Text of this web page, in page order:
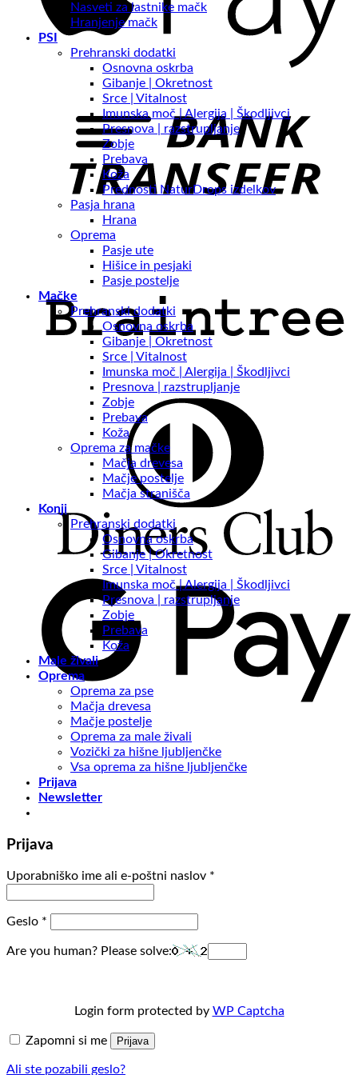
Nasveti za lastnike mačk
Hranjenje mačk
PSI
Prehranski dodatki
Osnovna oskrba
Gibanje | Okretnost
Srce | Vitalnost
Imunska moč | Alergija | Škodljivci
Presnova | razstrupljanje
Zobje
Prebava
Koža
Prednosti NaturDrops izdelkov
Pasja hrana
Hrana
Oprema
Pasje ute
Hišice in pesjaki
Pasje postelje
Mačke
Prehranski dodatki
Osnovna oskrba
Gibanje | Okretnost
Srce | Vitalnost
Imunska moč | Alergija | Škodljivci
Presnova | razstrupljanje
Zobje
Prebava
Koža
Oprema za mačke
Mačja drevesa
Mačje postelje
Mačja stranišča
Konji
Prehranski dodatki
Osnovna oskrba
Gibanje | Okretnost
Srce | Vitalnost
Imunska moč | Alergija | Škodljivci
Presnova | razstrupljanje
Zobje
Prebava
Koža
Male živali
Oprema
Oprema za pse
Mačja drevesa
Mačje postelje
Oprema za male živali
Vozički za hišne ljubljenčke
Vsa oprema za hišne ljubljenčke
Prijava
Newsletter
Prijava
Uporabniško ime ali e-poštni naslov *
Geslo *
Are you human? Please solve:
Login form protected by WP Captcha
Zapomni si me Prijava
Ali ste pozabili geslo?